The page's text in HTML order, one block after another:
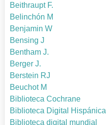
Beithraupt F.
Belinchón M
Benjamin W
Bensing J
Bentham J.
Berger J.
Berstein RJ
Beuchot M
Biblioteca Cochrane
Biblioteca Digital Hispánica
Biblioteca digital mundial